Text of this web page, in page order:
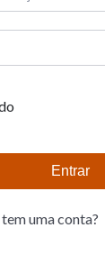
Entrar
uma conta?